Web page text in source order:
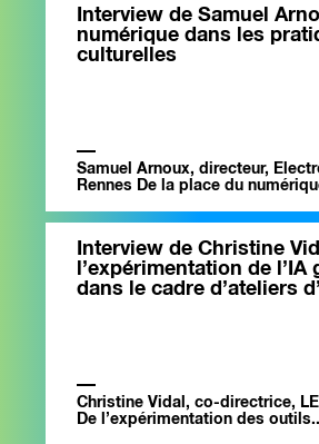
Interview de Samuel
numérique dans les
culturelles
Samuel Arnoux, directeur,
Rennes De la place du
Interview de Christine
l’expérimentation de l’IA
dans le cadre d’ateliers
Christine Vidal, co-directrice,
De l’expérimentation des